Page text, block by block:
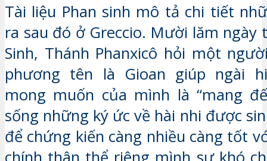
Tài liệu Phan sinh mô tả chi tiết
ra sau đó ở Greccio. Mười lăm ngày
Sinh, Thánh Phanxicô hỏi một
phương tên là Gioan giúp ngài
mong muốn của mình là “mang
sống những ký ức về hài nhi được
để chứng kiến càng nhiều càng tốt